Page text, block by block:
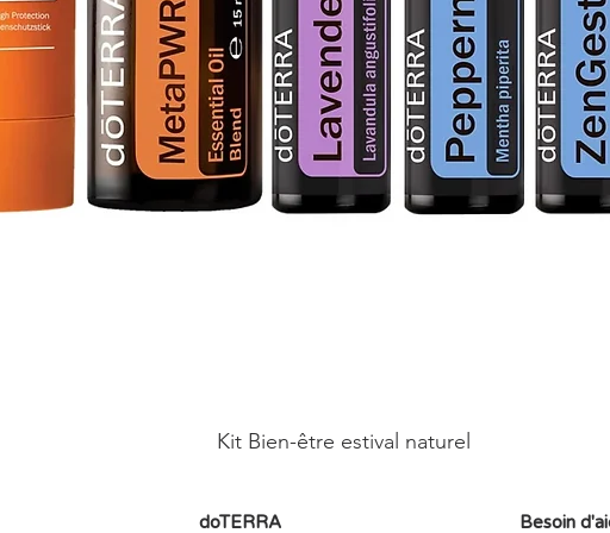
Kit Bien-être estival naturel
doTERRA Besoin